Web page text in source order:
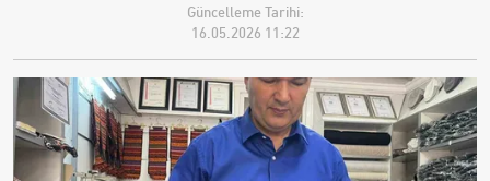
Güncelleme Tarihi:
16.05.2026 11:22